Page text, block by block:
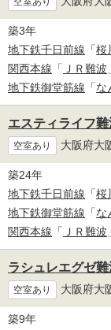
築3年
地下鉄千日前線 「桜
関西本線 「 ＪＲ難波
地下鉄御堂筋線 「な
エスティライフ
空室あり 大阪府大
築24年
地下鉄千日前線 「桜
地下鉄御堂筋線 「な
関西本線 「 ＪＲ難波
ラシュレエグゼ
空室あり 大阪府大
築9年